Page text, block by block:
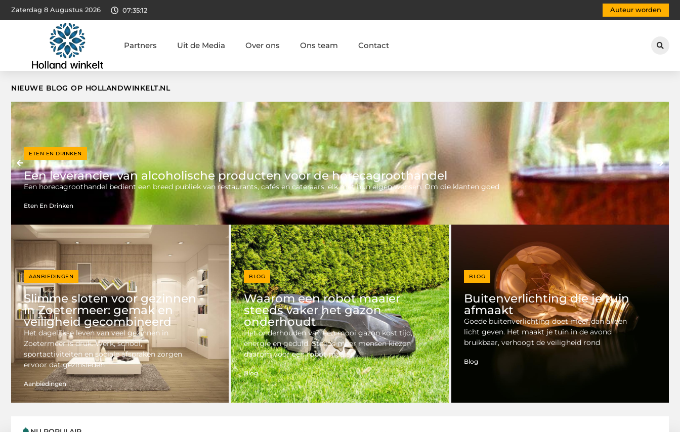
Zaterdag 8 Augustus 2026 07:35:13 Auteur worden
Partners Uit de Media Over ons Ons team Contact
NIEUWE BLOG OP HOLLANDWINKELT.NL
ETEN EN DRINKEN
Een leverancier van alcoholische producten voor de horecagroothandel
Een horecagroothandel bedient een breed publiek van restaurants, cafés en cateraars, elk met hun eigen wensen. Om die klanten goed
Eten En Drinken
AANBIEDINGEN
Slimme sloten voor gezinnen
in Zoetermeer: gemak en
veiligheid gecombineerd
Het dagelijkse leven van veel gezinnen in
Zoetermeer is druk. Werk, school,
sportactiviteiten en sociale afspraken zorgen
ervoor dat gezinsleden
Aanbiedingen
BLOG
Waarom een robot maaier
steeds vaker het gazon
onderhoudt
Het onderhouden van een mooi gazon kost tijd,
energie en geduld. Steeds meer mensen kiezen
daarom voor een robot maaier,
Blog
BLOG
Buitenverlichting die je tuin
afmaakt
Goede buitenverlichting doet meer dan alleen
licht geven. Het maakt je tuin in de avond
bruikbaar, verhoogt de veiligheid rond
Blog